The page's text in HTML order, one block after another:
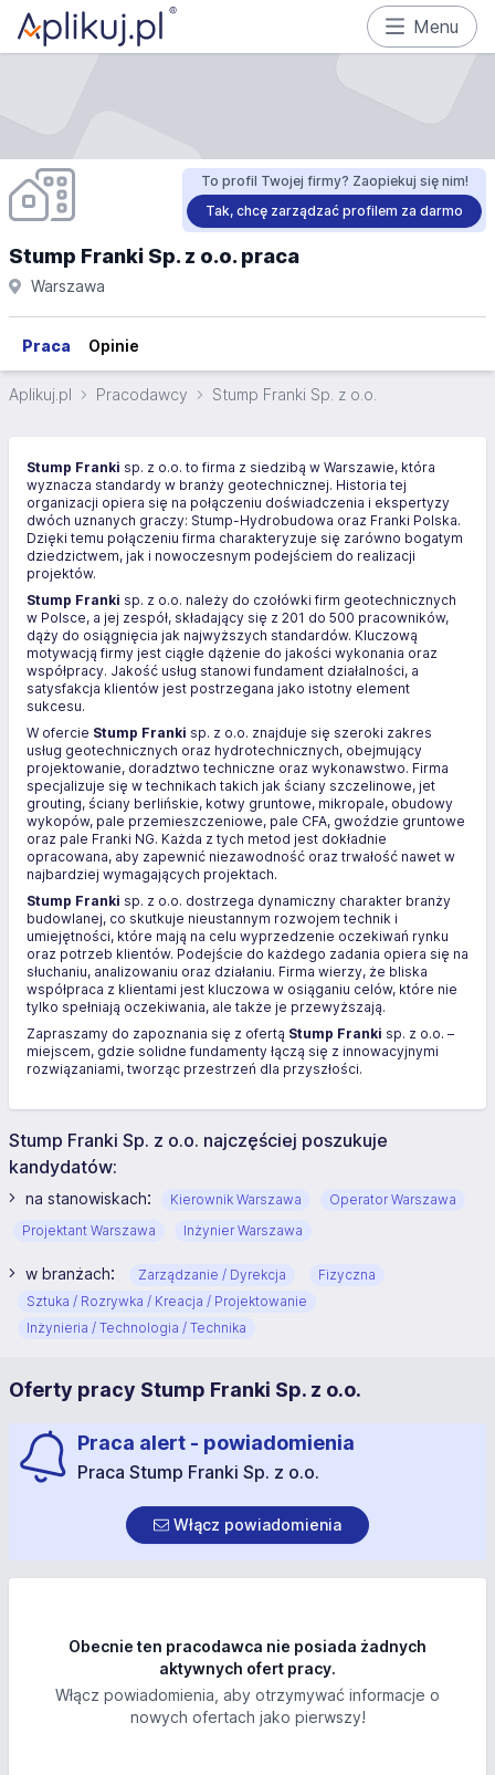
Menu
To profil Twojej firmy? Zaopiekuj się nim!
Tak, chcę zarządzać profilem za darmo
Stump Franki Sp. z o.o. praca
Warszawa
Praca Opinie
Aplikuj.pl Pracodawcy Stump Franki Sp. z o.o.
Stump Franki sp. z o.o. to firma z siedzibą w Warszawie, która
wyznacza standardy w branży geotechnicznej. Historia tej
organizacji opiera się na połączeniu doświadczenia i ekspertyzy
dwóch uznanych graczy: Stump-Hydrobudowa oraz Franki Polska.
Dzięki temu połączeniu firma charakteryzuje się zarówno bogatym
dziedzictwem, jak i nowoczesnym podejściem do realizacji
projektów.
Stump Franki sp. z o.o. należy do czołówki firm geotechnicznych
w Polsce, a jej zespół, składający się z 201 do 500 pracowników,
dąży do osiągnięcia jak najwyższych standardów. Kluczową
motywacją firmy jest ciągłe dążenie do jakości wykonania oraz
współpracy. Jakość usług stanowi fundament działalności, a
satysfakcja klientów jest postrzegana jako istotny element
sukcesu.
W ofercie Stump Franki sp. z o.o. znajduje się szeroki zakres
usług geotechnicznych oraz hydrotechnicznych, obejmujący
projektowanie, doradztwo techniczne oraz wykonawstwo. Firma
specjalizuje się w technikach takich jak ściany szczelinowe, jet
grouting, ściany berlińskie, kotwy gruntowe, mikropale, obudowy
wykopów, pale przemieszczeniowe, pale CFA, gwoździe gruntowe
oraz pale Franki NG. Każda z tych metod jest dokładnie
opracowana, aby zapewnić niezawodność oraz trwałość nawet w
najbardziej wymagających projektach.
Stump Franki sp. z o.o. dostrzega dynamiczny charakter branży
budowlanej, co skutkuje nieustannym rozwojem technik i
umiejętności, które mają na celu wyprzedzenie oczekiwań rynku
oraz potrzeb klientów. Podejście do każdego zadania opiera się na
słuchaniu, analizowaniu oraz działaniu. Firma wierzy, że bliska
współpraca z klientami jest kluczowa w osiąganiu celów, które nie
tylko spełniają oczekiwania, ale także je przewyższają.
Zapraszamy do zapoznania się z ofertą Stump Franki sp. z o.o. –
miejscem, gdzie solidne fundamenty łączą się z innowacyjnymi
rozwiązaniami, tworząc przestrzeń dla przyszłości.
Stump Franki Sp. z o.o. najczęściej poszukuje
kandydatów:
na stanowiskach: Kierownik Warszawa
Operator Warszawa
Projektant Warszawa
Inżynier Warszawa
w branżach: Zarządzanie / Dyrekcja
Fizyczna
Sztuka / Rozrywka / Kreacja / Projektowanie
Inżynieria / Technologia / Technika
Oferty pracy Stump Franki Sp. z o.o.
Praca alert - powiadomienia
Praca Stump Franki Sp. z o.o.
Włącz powiadomienia
Obecnie ten pracodawca nie posiada żadnych
aktywnych ofert pracy.
Włącz powiadomienia, aby otrzymywać informacje o
nowych ofertach jako pierwszy!